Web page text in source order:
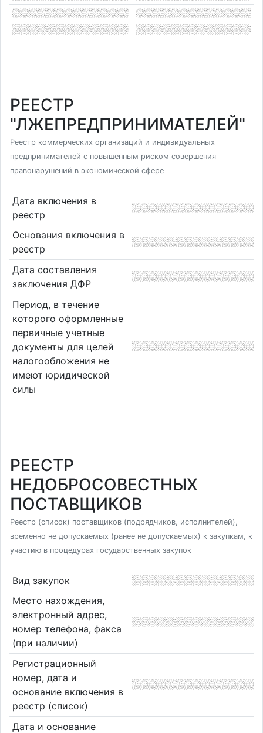
РЕЕСТР
"ЛЖЕПРЕДПРИНИМАТЕЛЕЙ"
Реестр коммерческих организаций и индивидуальных
предпринимателей с повышенным риском совершения
правонарушений в экономической сфере
Дата включения в
реестр
Основания включения в
реестр
Дата составления
заключения ДФР
Период, в течение
которого оформленные
первичные учетные
документы для целей
налогообложения не
имеют юридической
силы
РЕЕСТР
НЕДОБРОСОВЕСТНЫХ
ПОСТАВЩИКОВ
Реестр (список) поставщиков (подрядчиков, исполнителей),
временно не допускаемых (ранее не допускаемых) к закупкам, к
участию в процедурах государственных закупок
Вид закупок
Место нахождения,
электронный адрес,
номер телефона, факса
(при наличии)
Регистрационный
номер, дата и
основание включения в
реестр (список)
Дата и основание